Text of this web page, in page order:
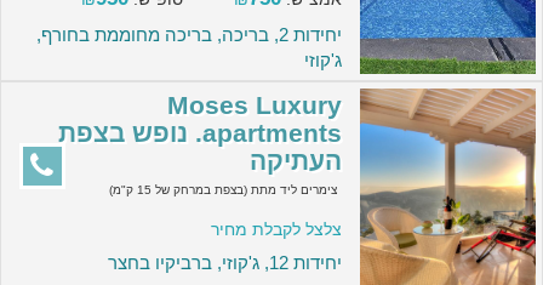
יחידות 2, בריכה, בריכה מחוממת בחורף,
ג'קוזי
Moses Luxury
apartments. נופש בצפת
העתיקה
צימרים ליד מתת (בצפת במרחק של 15 ק"מ)
צלצל לקבלת מחיר
יחידות 12, ג'קוזי, ברביקיו בחצר